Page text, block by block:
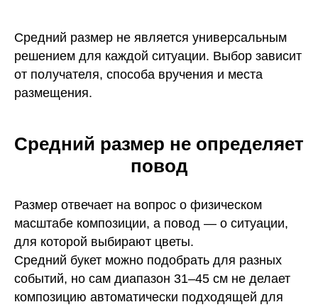
Средний размер не является универсальным
решением для каждой ситуации. Выбор зависит
от получателя, способа вручения и места
размещения.
Средний размер не определяет
повод
Размер отвечает на вопрос о физическом
масштабе композиции, а повод — о ситуации,
для которой выбирают цветы.
Средний букет можно подобрать для разных
событий, но сам диапазон 31–45 см не делает
композицию автоматически подходящей для